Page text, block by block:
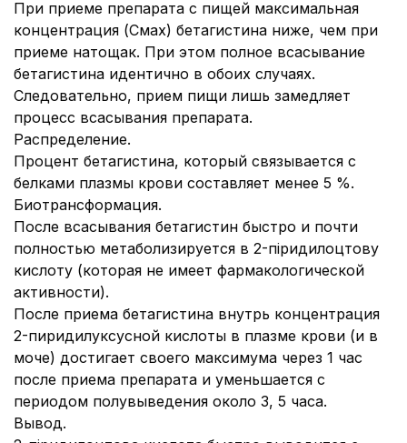
При приеме препарата с пищей максимальная
концентрация (Смах) бетагистина ниже, чем при
приеме натощак. При этом полное всасывание
бетагистина идентично в обоих случаях.
Следовательно, прием пищи лишь замедляет
процесс всасывания препарата.
Распределение.
Процент бетагистина, который связывается с
белками плазмы крови составляет менее 5 %.
Биотрансформация.
После всасывания бетагистин быстро и почти
полностью метаболизируется в 2-піридилоцтову
кислоту (которая не имеет фармакологической
активности).
После приема бетагистина внутрь концентрация
2-пиридилуксусной кислоты в плазме крови (и в
моче) достигает своего максимума через 1 час
после приема препарата и уменьшается с
периодом полувыведения около 3, 5 часа.
Вывод.